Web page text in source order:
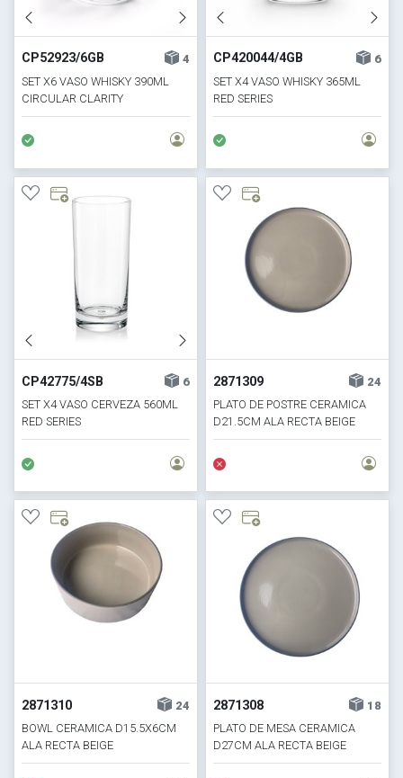
CP52923/6GB
4
SET X6 VASO WHISKY 390ML
CIRCULAR CLARITY
CP420044/4GB
6
SET X4 VASO WHISKY 365ML
RED SERIES
CP42775/4SB
6
SET X4 VASO CERVEZA 560ML
RED SERIES
2871309
24
PLATO DE POSTRE CERAMICA
D21.5CM ALA RECTA BEIGE
2871310
24
BOWL CERAMICA D15.5X6CM
ALA RECTA BEIGE
2871308
18
PLATO DE MESA CERAMICA
D27CM ALA RECTA BEIGE